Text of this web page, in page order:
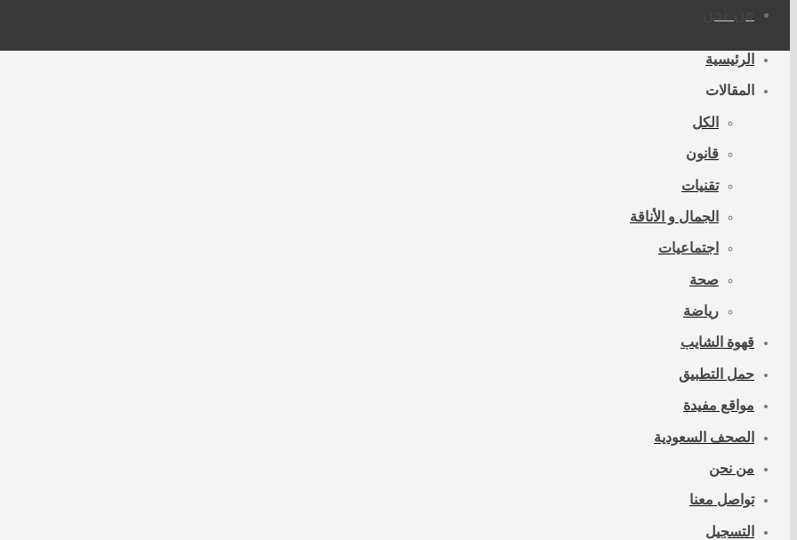
من نحن
الرئيسية
المقالات
الكل
قانون
تقنيات
الجمال و الأناقة
اجتماعيات
صحة
رياضة
قهوة الشايب
حمل التطبيق
مواقع مفيدة
الصحف السعودية
من نحن
تواصل معنا
التسجيل